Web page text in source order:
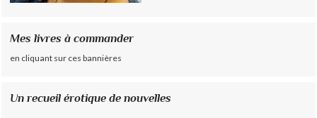
Mes livres à commander
en cliquant sur ces bannières
Un recueil érotique de nouvelles